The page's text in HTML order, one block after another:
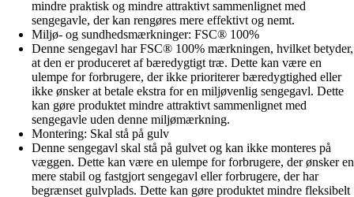
mindre praktisk og mindre attraktivt sammenlignet med
sengegavle, der kan rengøres mere effektivt og nemt.
Miljø- og sundhedsmærkninger: FSC® 100%
Denne sengegavl har FSC® 100% mærkningen, hvilket betyder,
at den er produceret af bæredygtigt træ. Dette kan være en
ulempe for forbrugere, der ikke prioriterer bæredygtighed eller
ikke ønsker at betale ekstra for en miljøvenlig sengegavl. Dette
kan gøre produktet mindre attraktivt sammenlignet med
sengegavle uden denne miljømærkning.
Montering: Skal stå på gulv
Denne sengegavl skal stå på gulvet og kan ikke monteres på
væggen. Dette kan være en ulempe for forbrugere, der ønsker en
mere stabil og fastgjort sengegavl eller forbrugere, der har
begrænset gulvplads. Dette kan gøre produktet mindre fleksibelt